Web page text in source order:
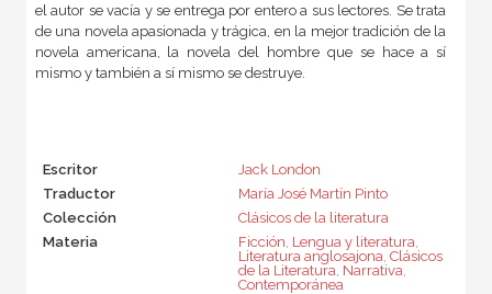
el autor se vacía y se entrega por entero a sus lectores. Se trata
de una novela apasionada y trágica, en la mejor tradición de la
novela americana, la novela del hombre que se hace a sí
mismo y también a sí mismo se destruye.
Escritor
Jack London
Traductor
María José Martín Pinto
Colección
Clásicos de la literatura
Materia
Ficción Lengua y literatura
Literatura anglosajona Clásicos
de la Literatura Narrativa
Contemporánea